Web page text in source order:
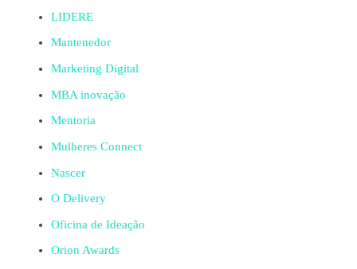
LIDERE
Mantenedor
Marketing Digital
MBA inovação
Mentoria
Mulheres Connect
Nascer
O Delivery
Oficina de Ideação
Orion Awards